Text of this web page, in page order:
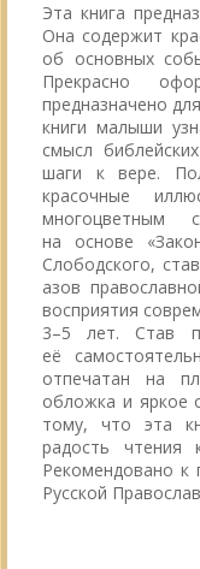
Эта книга
Она содержит
об основных
Прекрасно
предназначено
книги малыши
смысл
шаги к вере.
красочные
многоцветным
на основе
Слободского,
азов
восприятия
3–5 лет. Став
её
отпечатан на
обложка и яркое
тому, что эта
радость
Рекомендовано к
Русской